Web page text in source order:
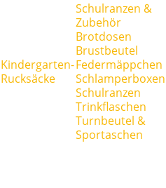
Kindergarten-
Rucksäcke
Schulranzen &
Zubehör
Brotdosen
Brustbeutel
Federmäppchen
Schlamperboxen
Schulranzen
Trinkflaschen
Turnbeutel &
Sportaschen